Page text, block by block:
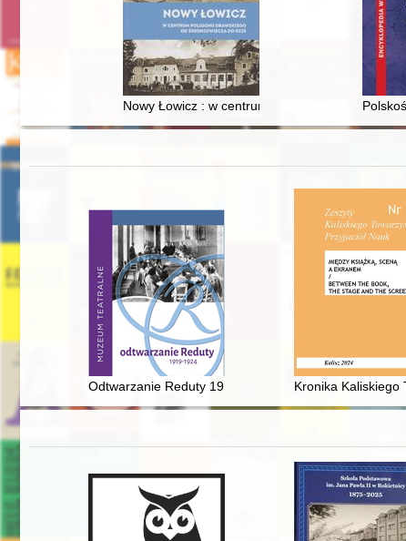
Nowy Łowicz : w centrum poligonu drawskiego
Odtwarzanie Reduty 1919-1924 : praca zespołowa
Kronika Kaliskiego